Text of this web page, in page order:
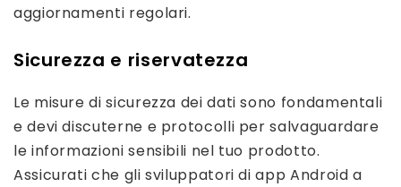
aggiornamenti regolari.
Sicurezza e riservatezza
Le misure di sicurezza dei dati sono fondamentali
e devi discuterne e protocolli per salvaguardare
le informazioni sensibili nel tuo prodotto.
Assicurati che gli sviluppatori di app Android a